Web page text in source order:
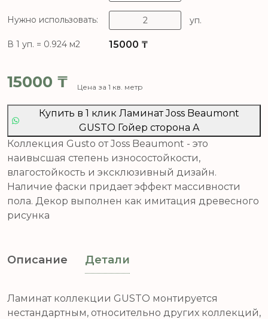
Нужно использовать: уп.
В 1 уп. = 0.924 м2 15000 ₸
15000 ₸ Цена за 1 кв. метр
Купить в 1 клик Ламинат Joss Beaumont
GUSTO Гойер сторона A
Коллекция Gusto от Joss Beaumont - это
наивысшая степень износостойкости,
влагостойкость и эксклюзивный дизайн.
Наличие фаски придает эффект массивности
пола. Декор выполнен как имитация древесного
рисунка
Описание Детали
Ламинат коллекции GUSTO монтируется
нестандартным, относительно других коллекций,